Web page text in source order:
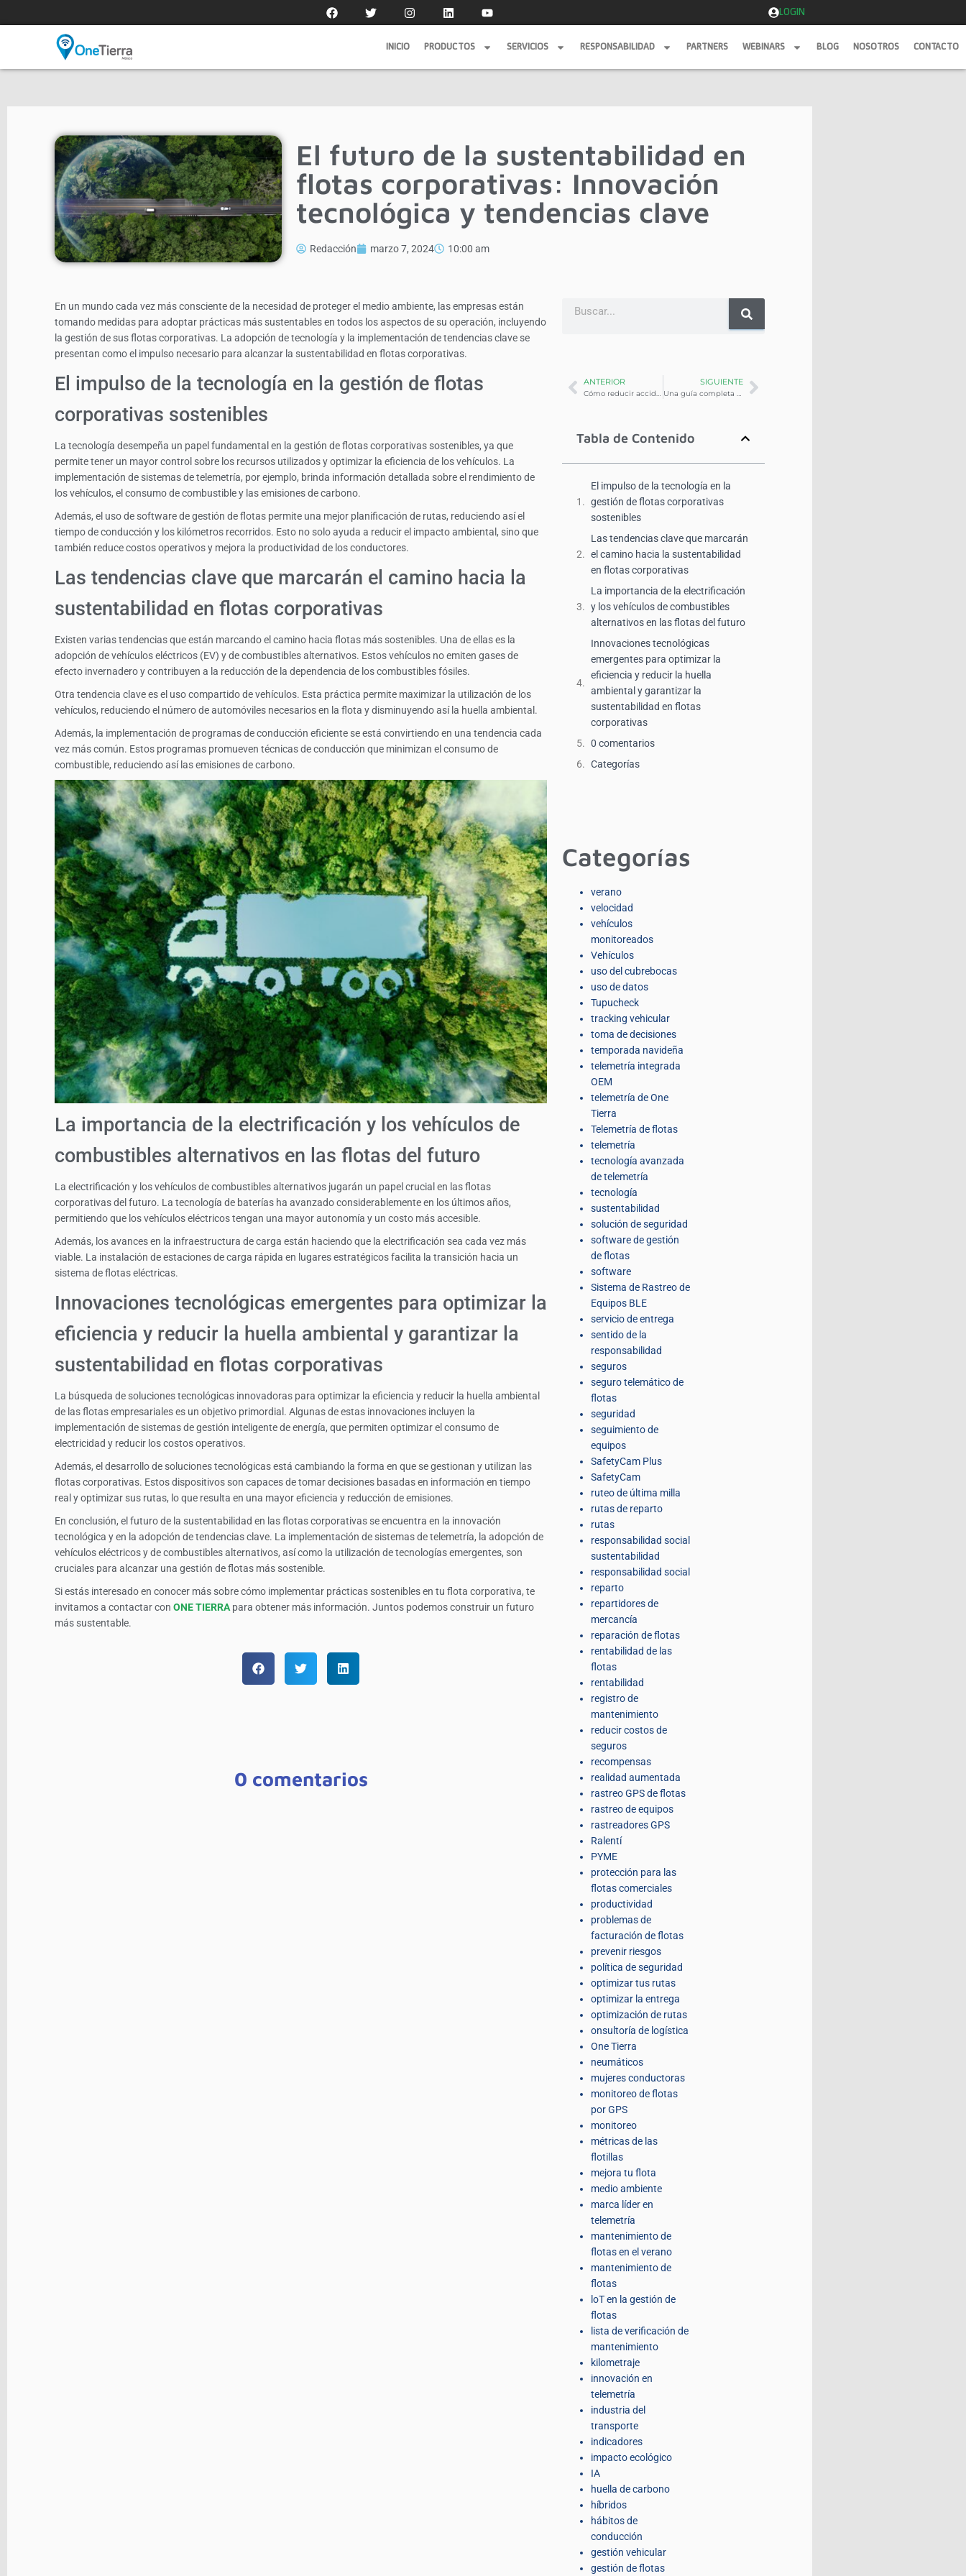
LOGIN
INICIO PRODUCTOS SERVICIOS RESPONSABILIDAD PARTNERS WEBINARS BLOG NOSOTROS CONTACTO
El futuro de la sustentabilidad en
flotas corporativas: Innovación
tecnológica y tendencias clave
Redacción marzo 7, 2024 10:00 am
En un mundo cada vez más consciente de la necesidad de proteger el medio ambiente, las empresas están
tomando medidas para adoptar prácticas más sustentables en todos los aspectos de su operación, incluyendo
la gestión de sus flotas corporativas. La adopción de tecnología y la implementación de tendencias clave se
presentan como el impulso necesario para alcanzar la sustentabilidad en flotas corporativas.
El impulso de la tecnología en la gestión de flotas
corporativas sostenibles
La tecnología desempeña un papel fundamental en la gestión de flotas corporativas sostenibles, ya que
permite tener un mayor control sobre los recursos utilizados y optimizar la eficiencia de los vehículos. La
implementación de sistemas de telemetría, por ejemplo, brinda información detallada sobre el rendimiento de
los vehículos, el consumo de combustible y las emisiones de carbono.
Además, el uso de software de gestión de flotas permite una mejor planificación de rutas, reduciendo así el
tiempo de conducción y los kilómetros recorridos. Esto no solo ayuda a reducir el impacto ambiental, sino que
también reduce costos operativos y mejora la productividad de los conductores.
Las tendencias clave que marcarán el camino hacia la
sustentabilidad en flotas corporativas
Existen varias tendencias que están marcando el camino hacia flotas más sostenibles. Una de ellas es la
adopción de vehículos eléctricos (EV) y de combustibles alternativos. Estos vehículos no emiten gases de
efecto invernadero y contribuyen a la reducción de la dependencia de los combustibles fósiles.
Otra tendencia clave es el uso compartido de vehículos. Esta práctica permite maximizar la utilización de los
vehículos, reduciendo el número de automóviles necesarios en la flota y disminuyendo así la huella ambiental.
Además, la implementación de programas de conducción eficiente se está convirtiendo en una tendencia cada
vez más común. Estos programas promueven técnicas de conducción que minimizan el consumo de
combustible, reduciendo así las emisiones de carbono.
La importancia de la electrificación y los vehículos de
combustibles alternativos en las flotas del futuro
La electrificación y los vehículos de combustibles alternativos jugarán un papel crucial en las flotas
corporativas del futuro. La tecnología de baterías ha avanzado considerablemente en los últimos años,
permitiendo que los vehículos eléctricos tengan una mayor autonomía y un costo más accesible.
Además, los avances en la infraestructura de carga están haciendo que la electrificación sea cada vez más
viable. La instalación de estaciones de carga rápida en lugares estratégicos facilita la transición hacia un
sistema de flotas eléctricas.
Innovaciones tecnológicas emergentes para optimizar la
eficiencia y reducir la huella ambiental y garantizar la
sustentabilidad en flotas corporativas
La búsqueda de soluciones tecnológicas innovadoras para optimizar la eficiencia y reducir la huella ambiental
de las flotas empresariales es un objetivo primordial. Algunas de estas innovaciones incluyen la
implementación de sistemas de gestión inteligente de energía, que permiten optimizar el consumo de
electricidad y reducir los costos operativos.
Además, el desarrollo de soluciones tecnológicas está cambiando la forma en que se gestionan y utilizan las
flotas corporativas. Estos dispositivos son capaces de tomar decisiones basadas en información en tiempo
real y optimizar sus rutas, lo que resulta en una mayor eficiencia y reducción de emisiones.
En conclusión, el futuro de la sustentabilidad en las flotas corporativas se encuentra en la innovación
tecnológica y en la adopción de tendencias clave. La implementación de sistemas de telemetría, la adopción de
vehículos eléctricos y de combustibles alternativos, así como la utilización de tecnologías emergentes, son
cruciales para alcanzar una gestión de flotas más sostenible.
Si estás interesado en conocer más sobre cómo implementar prácticas sostenibles en tu flota corporativa, te
invitamos a contactar con ONE TIERRApara obtener más información. Juntos podemos construir un futuro
más sustentable.
0 comentarios
ANTERIOR
Cómo reducir accidentes y mejorar la seguridad en flotillas con las Dashcam
SIGUIENTE
Una guía completa para la comprensión de las causas de los accidentes de flotas
Tabla de Contenido
El impulso de la tecnología en la
gestión de flotas corporativas
sostenibles
Las tendencias clave que marcarán
el camino hacia la sustentabilidad
en flotas corporativas
La importancia de la electrificación
y los vehículos de combustibles
alternativos en las flotas del futuro
Innovaciones tecnológicas
emergentes para optimizar la
eficiencia y reducir la huella
ambiental y garantizar la
sustentabilidad en flotas
corporativas
0 comentarios
Categorías
Categorías
verano
velocidad
vehículos
monitoreados
Vehículos
uso del cubrebocas
uso de datos
Tupucheck
tracking vehicular
toma de decisiones
temporada navideña
telemetría integrada
OEM
telemetría de One
Tierra
Telemetría de flotas
telemetría
tecnología avanzada
de telemetría
tecnología
sustentabilidad
solución de seguridad
software de gestión
de flotas
software
Sistema de Rastreo de
Equipos BLE
servicio de entrega
sentido de la
responsabilidad
seguros
seguro telemático de
flotas
seguridad
seguimiento de
equipos
SafetyCam Plus
SafetyCam
ruteo de última milla
rutas de reparto
rutas
responsabilidad social
sustentabilidad
responsabilidad social
reparto
repartidores de
mercancía
reparación de flotas
rentabilidad de las
flotas
rentabilidad
registro de
mantenimiento
reducir costos de
seguros
recompensas
realidad aumentada
rastreo GPS de flotas
rastreo de equipos
rastreadores GPS
Ralentí
PYME
protección para las
flotas comerciales
productividad
problemas de
facturación de flotas
prevenir riesgos
política de seguridad
optimizar tus rutas
optimizar la entrega
optimización de rutas
onsultoría de logística
One Tierra
neumáticos
mujeres conductoras
monitoreo de flotas
por GPS
monitoreo
métricas de las
flotillas
mejora tu flota
medio ambiente
marca líder en
telemetría
mantenimiento de
flotas en el verano
mantenimiento de
flotas
loT en la gestión de
flotas
lista de verificación de
mantenimiento
kilometraje
innovación en
telemetría
industria del
transporte
indicadores
impacto ecológico
IA
huella de carbono
híbridos
hábitos de
conducción
gestión vehicular
gestión de flotas